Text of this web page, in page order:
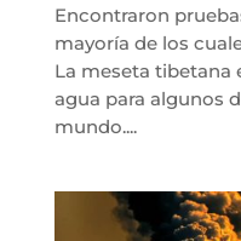
Encontraron
mayoría de los
La meseta tibetana
agua para algunos
mundo....